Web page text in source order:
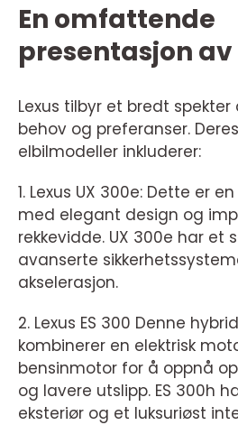
En omfattende
presentasjon av
Lexus tilbyr et bredt spekter
behov og preferanser.
elbilmodeller inkluderer:
1. Lexus UX 300e: Dette er
med elegant design og
rekkevidde. UX 300e har et
avanserte
akselerasjon.
2. Lexus ES 300 Denne
kombinerer en elektrisk
bensinmotor for å oppnå
og lavere utslipp. ES 300h
eksteriør og et luksuriøst